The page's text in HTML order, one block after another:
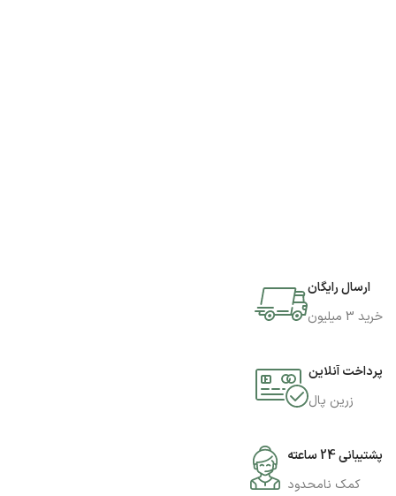
ارسال رایگان
خرید 3 میلیون
پرداخت آنلاین
زرین پال
پشتیبانی 24 ساعته
کمک نامحدود